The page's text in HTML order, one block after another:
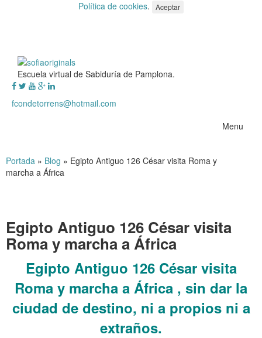
Política de cookies. Aceptar
Escuela virtual de Sabiduría de Pamplona.
fcondetorrens@hotmail.com
Menu
Portada » Blog » Egipto Antiguo 126 César visita Roma y
marcha a África
Egipto Antiguo 126 César visita
Roma y marcha a África
Egipto Antiguo 126 César visita
Roma y marcha a África , sin dar la
ciudad de destino, ni a propios ni a
extraños.